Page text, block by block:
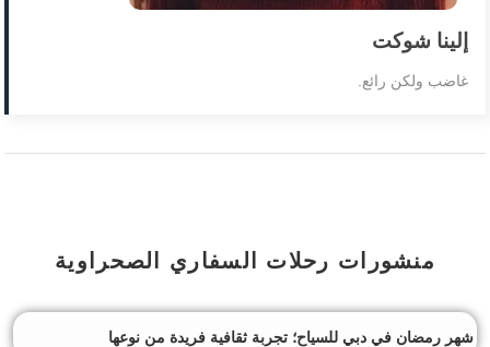
إلينا شوكت
غاضب ولكن رائع.
منشورات رحلات السفاري الصحراوية
شهر رمضان في دبي للسياح؛ تجربة ثقافية فريدة من نوعها